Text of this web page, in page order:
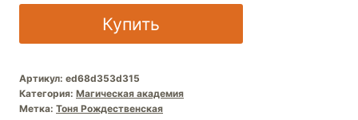
Купить
Артикул: ed68d353d315
Категория: Магическая академия
Метка: Тоня Рождественская